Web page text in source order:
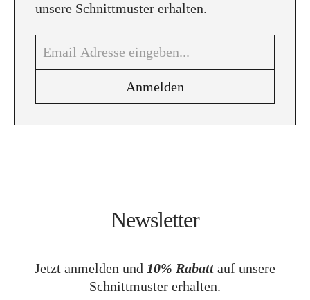
unsere Schnittmuster erhalten.
Newsletter
Jetzt anmelden und 10% Rabatt auf unsere
Schnittmuster erhalten.